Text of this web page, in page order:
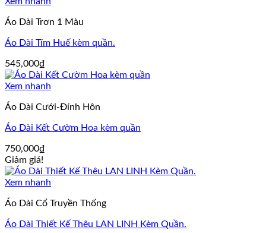
Áo Dài Trơn 1 Màu
Áo Dài Tím Huế kèm quần.
545,000₫
Xem nhanh
Áo Dài Cưới-Đính Hôn
Áo Dài Kết Cườm Hoa kèm quần
750,000₫
Giảm giá!
Xem nhanh
Áo Dài Cổ Truyền Thống
Áo Dài Thiết Kế Thêu LAN LINH Kèm Quần.